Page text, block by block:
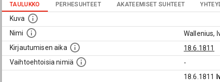
TAULUKKO PERHESUHTEET AKATEEMISET SUHTEET
Kuva
Nimi
Wallenius,
Kirjautumisen aika
18.6.1811
Vaihtoehtoisia nimiä
-
18.6.1811